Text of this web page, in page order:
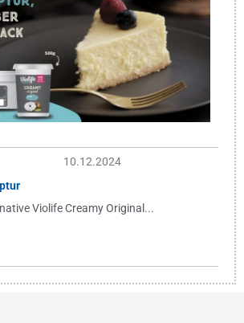
10.12.2024
Violife Creamy Original...